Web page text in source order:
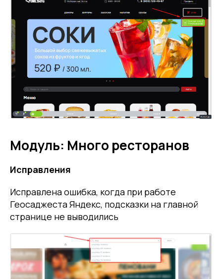
Модуль: Много ресторанов
Исправления
Исправлена ошибка, когда при работе
Геосаджеста Яндекс, подсказки на главной
странице не выводились